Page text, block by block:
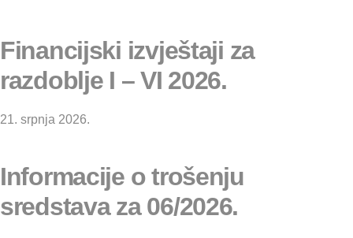
Financijski izvještaji za
razdoblje I – VI 2026.
21. srpnja 2026.
Informacije o trošenju
sredstava za 06/2026.